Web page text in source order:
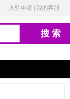
入驻申请 我的客服
搜索